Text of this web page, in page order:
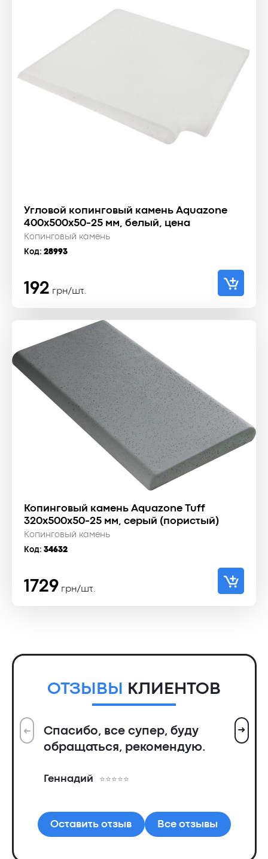
Угловой копинговый камень Aquazone
400x500x50-25 мм, белый, цена
Копинговый камень
Код: 28993
192 грн/шт.
Копинговый камень Aquazone Tuff
320x500x50-25 мм, серый (пористый)
Копинговый камень
Код: 34632
1729 грн/шт.
ОТЗЫВЫ КЛИЕНТОВ
Спасибо, все супер, буду
обращаться, рекомендую.
Геннадий
➜ ➜
Оставить отзыв Все отзывы